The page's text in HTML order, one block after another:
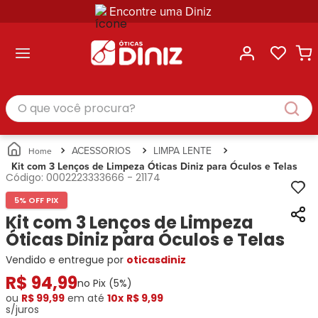
Encontre uma Diniz
Masculino
Feminino
Infantil
Unissex
Busque
Por
Marcas
Ana
Hickmann
Bulget
Miu-
Miu
Guess
Lacoste
Categorias
Masculino
Feminino
Infantil
Unissex
Busque
Por
Marcas
Ray-
Ban
Prada
Hickmann
Tecnol
Correntes
para
Óculos
Estojos
para
Óculos
Soluções
Cuidados
Busque
Ray-
Prada
Armani
Exchange
Tommy
Hilfiger
Ana
Guess
Speedo
Categoria
Armações
de Óculos
Óculos
de Sol
Corrente
para
Óculos
Estojo
para
Óculos
Gênero
Masculino
Feminino
O que você procura?
ACESSORIOS
LIMPA LENTE
Kit com 3 Lenços de Limpeza Óticas Diniz para Óculos e Telas
Código: 0002223333666 - 21174
5% OFF PIX
Kit com 3 Lenços de Limpeza
Óticas Diniz para Óculos e Telas
Vendido e entregue por oticasdiniz
R$ 94,99no Pix (5%)
ou R$ 99,99 em até 10x R$ 9,99
s/juros